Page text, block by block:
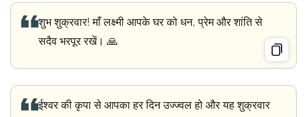
शुभ शुक्रवार! माँ लक्ष्मी आपके घर को धन, प्रेम और शांति से
सदैव भरपूर रखें। 🙏
ईश्वर की कृपा से आपका हर दिन उज्ज्वल हो और यह शुक्रवार